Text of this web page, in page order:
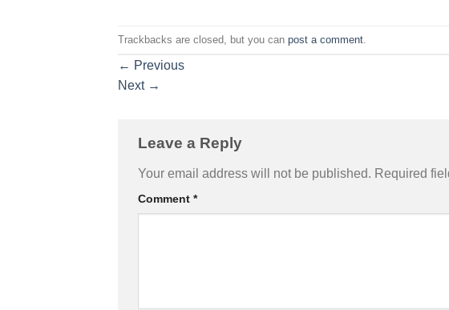
Trackbacks are closed, but you can post a comment
← Previous
Next →
Leave a Reply
Your email address will not be published. Required
Comment *